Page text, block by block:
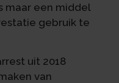
maar een middel
gebruik te
uit 2018
van